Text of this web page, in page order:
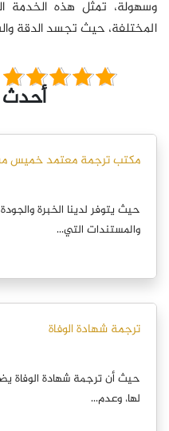
وسهولة، تمثل هذه الخدمة
المختلفة، حيث تجسد الدقة
أحدث
مكتب ترجمة معتمد خميس
حيث يتوفر لدينا الخبرة
والمستندات التي...
ترجمة شهادة الوفاة
حيث أن ترجمة شهادة الوفاة
لها، وعدم...